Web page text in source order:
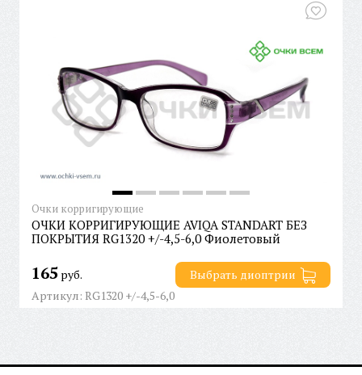
Очки корригирующие
ОЧКИ КОРРИГИРУЮЩИЕ AVIQA STANDART БЕЗ
ПОКРЫТИЯ RG1320 +/-4,5-6,0 Фиолетовый
165 руб.
Выбрать диоптрии
Артикул: RG1320 +/-4,5-6,0